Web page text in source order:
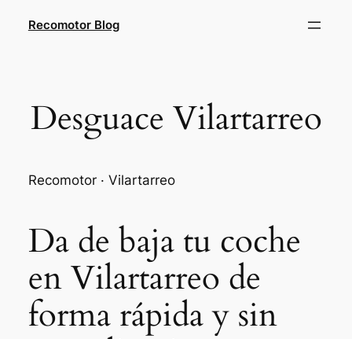
Recomotor Blog
Desguace Vilartarreo
Recomotor · Vilartarreo
Da de baja tu coche
en Vilartarreo de
forma rápida y sin